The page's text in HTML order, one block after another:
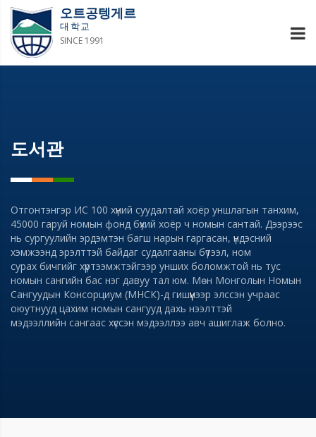
오트공텡게르
대학교
SINCE 1991
도서관
Отгонтэнгэр ИС 100 хүний суудалтай хоёр уншлагын танхим,
45000 гаруй номын фонд бүхий хоёр ч номын сантай. Дээрээс
нь сургуулийн эрдэмтэн багш нарын гаргасан, үндэсний
хэмжээнд эрэлттэй байдаг судалгааны бүтээл, ном
сурах бичгийг хүртээмжтэйгээр унших боломжтой нь тус
номын сангийн бас нэг давуу тал юм. Мөн Монголын Номын
Сангуудын Консорциум (МНСК)-д гишүүнээр элссэн учраас
оюутнууд цахим номын сангууд дахь нээлттэй
мэдээллийн сангаас хүссэн мэдээллээ авч ашиглаж болно.